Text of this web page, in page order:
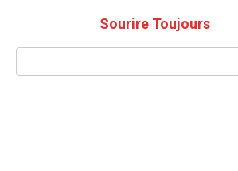
Sourire Toujours
Search: